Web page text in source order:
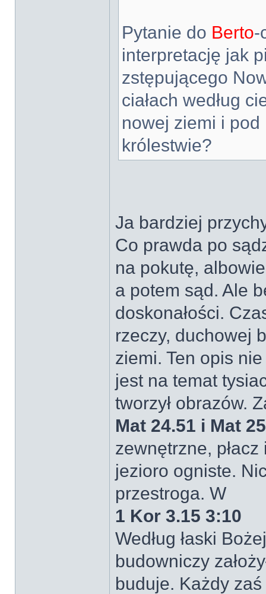
Pytanie do Berto-
interpretację jak
zstępującego
ciałach według
nowej ziemi i
królestwie?
Ja bardziej
Co prawda po
na pokutę,
a potem sąd. Ale
doskonałości.
rzeczy, duchowej
ziemi. Ten opis
jest na temat
tworzył obrazów.
Mat 24.51 i Mat
zewnętrzne,
jezioro ogniste.
przestroga. W
1 Kor 3.15 3:10
Według łaski
budowniczy
buduje. Każdy